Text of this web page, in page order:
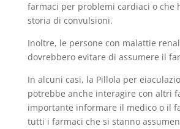
farmaci per problemi cardiaci o che
storia di convulsioni.
Inoltre, le persone con malattie
dovrebbero evitare di assumere il
In alcuni casi, la Pillola per
potrebbe anche interagire con altri
importante informare il medico o il
tutti i farmaci che si stanno